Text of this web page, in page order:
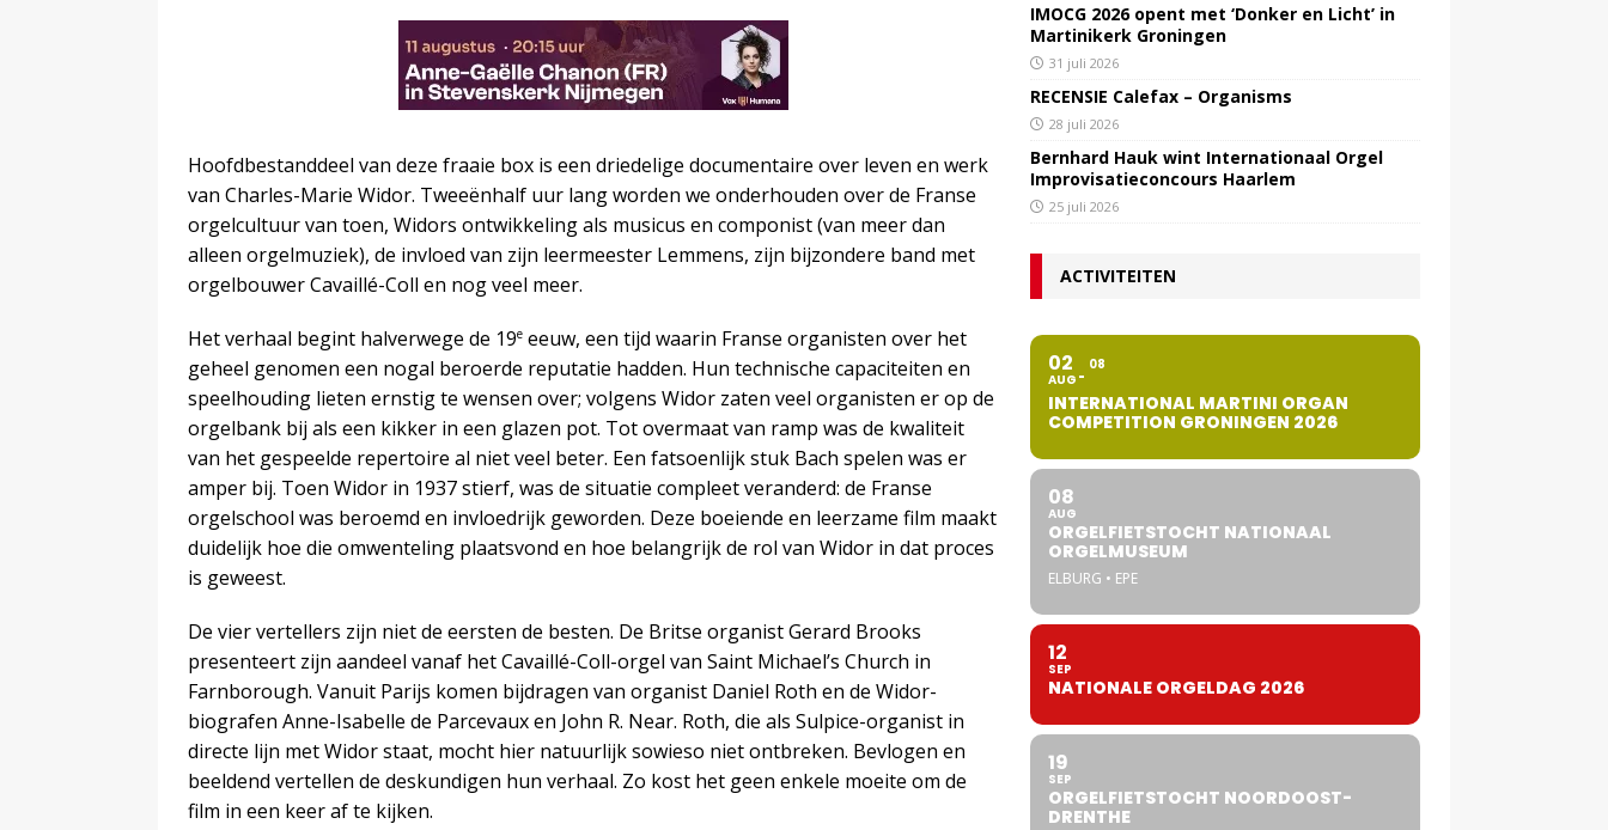
Hoofdbestanddeel van deze fraaie box is een driedelige documentaire over leven en werk
van Charles-Marie Widor. Tweeënhalf uur lang worden we onderhouden over de Franse
orgelcultuur van toen, Widors ontwikkeling als musicus en componist (van meer dan
alleen orgelmuziek), de invloed van zijn leermeester Lemmens, zijn bijzondere band met
orgelbouwer Cavaillé-Coll en nog veel meer.
Het verhaal begint halverwege de 19e eeuw, een tijd waarin Franse organisten over het
geheel genomen een nogal beroerde reputatie hadden. Hun technische capaciteiten en
speelhouding lieten ernstig te wensen over; volgens Widor zaten veel organisten er op de
orgelbank bij als een kikker in een glazen pot. Tot overmaat van ramp was de kwaliteit
van het gespeelde repertoire al niet veel beter. Een fatsoenlijk stuk Bach spelen was er
amper bij. Toen Widor in 1937 stierf, was de situatie compleet veranderd: de Franse
orgelschool was beroemd en invloedrijk geworden. Deze boeiende en leerzame film maakt
duidelijk hoe die omwenteling plaatsvond en hoe belangrijk de rol van Widor in dat proces
is geweest.
De vier vertellers zijn niet de eersten de besten. De Britse organist Gerard Brooks
presenteert zijn aandeel vanaf het Cavaillé-Coll-orgel van Saint Michael’s Church in
Farnborough. Vanuit Parijs komen bijdragen van organist Daniel Roth en de Widor-
biografen Anne-Isabelle de Parcevaux en John R. Near. Roth, die als Sulpice-organist in
directe lijn met Widor staat, mocht hier natuurlijk sowieso niet ontbreken. Bevlogen en
beeldend vertellen de deskundigen hun verhaal. Zo kost het geen enkele moeite om de
film in een keer af te kijken.
IMOCG 2026 opent met ‘Donker en Licht’ in
Martinikerk Groningen
31 juli 2026
RECENSIE Calefax – Organisms
28 juli 2026
Bernhard Hauk wint Internationaal Orgel
Improvisatieconcours Haarlem
25 juli 2026
ACTIVITEITEN
02
AUG
08
INTERNATIONAL MARTINI ORGAN
COMPETITION GRONINGEN 2026
08
AUG
ORGELFIETSTOCHT NATIONAAL
ORGELMUSEUM
ELBURG • EPE
12
SEP
NATIONALE ORGELDAG 2026
19
SEP
ORGELFIETSTOCHT NOORDOOST-
DRENTHE